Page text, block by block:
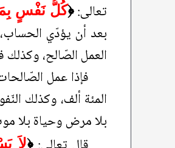
تعالى:﴿كُلُّ نَفْسٍ
بعد أن يؤدّي
العمل الصّالح،
فإذا عمل
المئة ألف، وكذلك
بلا مرض وحياة بلا
﴿لاَ